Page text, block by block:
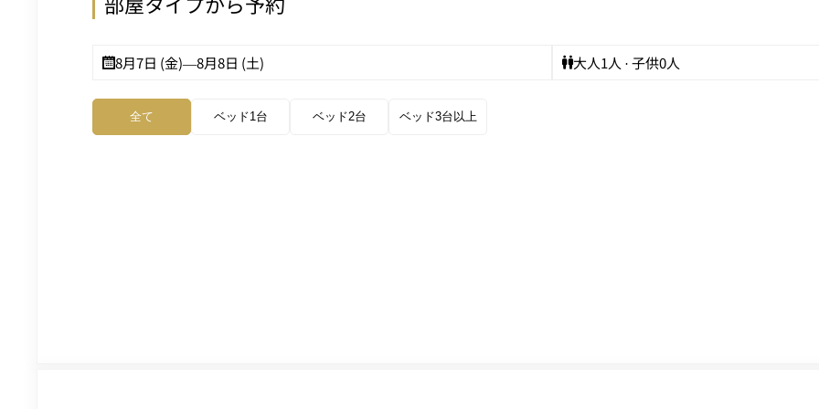
8月7日 (金)—8月8日 (土) 大人1人 · 子供0人
全て ベッド1台 ベッド2台 ベッド3台以上